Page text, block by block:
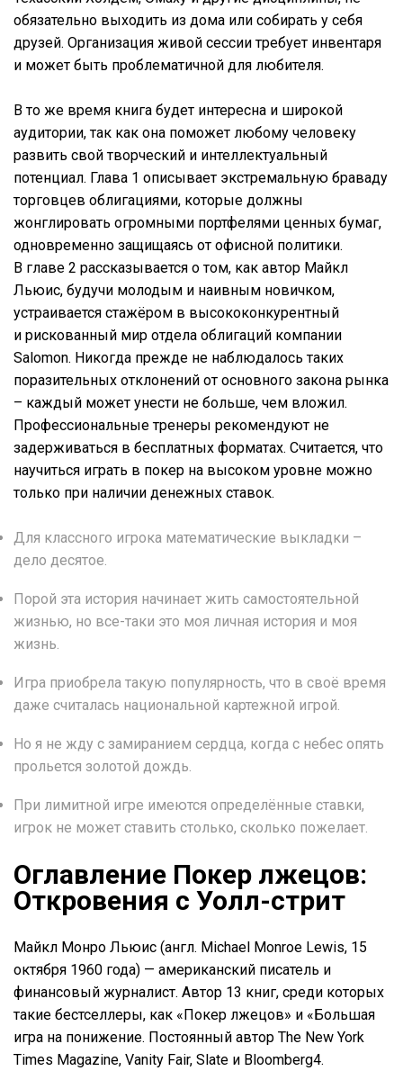
обязательно выходить из дома или собирать у себя
друзей. Организация живой сессии требует инвентаря
и может быть проблематичной для любителя.
В то же время книга будет интересна и широкой
аудитории, так как она поможет любому человеку
развить свой творческий и интеллектуальный
потенциал. Глава 1 описывает экстремальную браваду
торговцев облигациями, которые должны
жонглировать огромными портфелями ценных бумаг,
одновременно защищаясь от офисной политики.
В главе 2 рассказывается о том, как автор Майкл
Льюис, будучи молодым и наивным новичком,
устраивается стажёром в высококонкурентный
и рискованный мир отдела облигаций компании
Salomon. Никогда прежде не наблюдалось таких
поразительных отклонений от основного закона рынка
– каждый может унести не больше, чем вложил.
Профессиональные тренеры рекомендуют не
задерживаться в бесплатных форматах. Считается, что
научиться играть в покер на высоком уровне можно
только при наличии денежных ставок.
Для классного игрока математические выкладки –
дело десятое.
Порой эта история начинает жить самостоятельной
жизнью, но все-таки это моя личная история и моя
жизнь.
Игра приобрела такую популярность, что в своё время
даже считалась национальной картежной игрой.
Но я не жду с замиранием сердца, когда с небес опять
прольется золотой дождь.
При лимитной игре имеются определённые ставки,
игрок не может ставить столько, сколько пожелает.
Оглавление Покер лжецов:
Откровения с Уолл-стрит
Майкл Монро Льюис (англ. Michael Monroe Lewis, 15
октября 1960 года) — американский писатель и
финансовый журналист. Автор 13 книг, среди которых
такие бестселлеры, как «Покер лжецов» и «Большая
игра на понижение. Постоянный автор The New York
Times Magazine, Vanity Fair, Slate и Bloomberg4.